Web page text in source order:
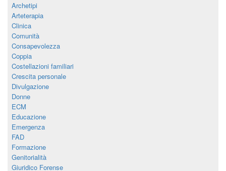
Archetipi
Arteterapia
Clinica
Comunità
Consapevolezza
Coppia
Costellazioni familiari
Crescita personale
Divulgazione
Donne
ECM
Educazione
Emergenza
FAD
Formazione
Genitorialità
Giuridico Forense